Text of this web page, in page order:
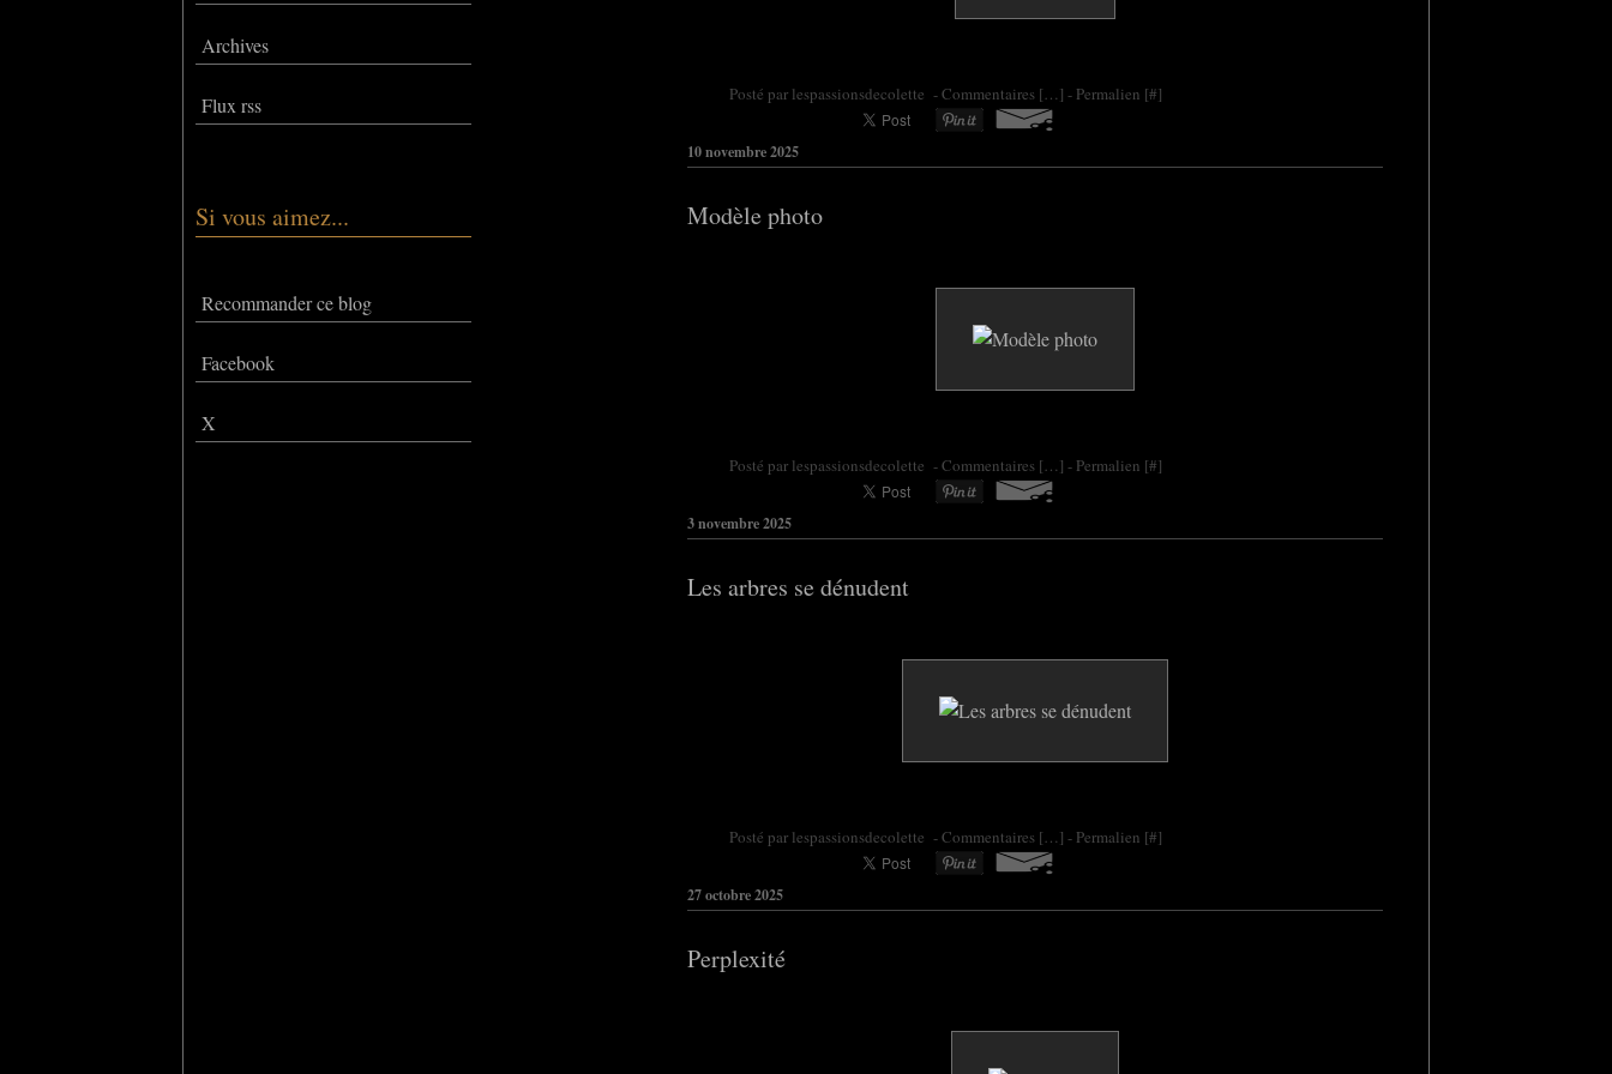
Archives
Flux rss
Si vous aimez...
Recommander ce blog
Facebook
X
Posté par colette95 à 08:47 -Commentaires […] - Permalien [#]
10 novembre 2025
Modèle photo
Posté par colette95 à 16:13 -Commentaires […] - Permalien [#]
3 novembre 2025
Les arbres se dénudent
Posté par colette95 à 10:42 -Commentaires […] - Permalien [#]
27 octobre 2025
Perplexité